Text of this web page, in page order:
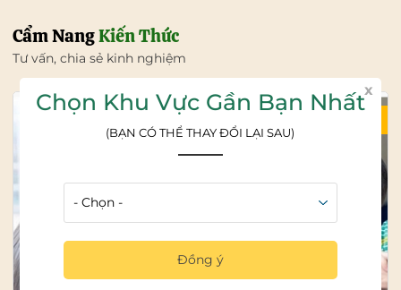
Cẩm NangKiến Thức
Tư vấn, chia sẻ kinh nghiệm
x
Chọn Khu Vực Gần Bạn Nhất
(BẠN CÓ THỂ THAY ĐỔI LẠI SAU)
Đồng ý